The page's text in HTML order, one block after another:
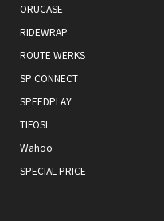
ORUCASE
RIDEWRAP
ROUTE WERKS
SP CONNECT
SPEEDPLAY
TIFOSI
Wahoo
SPECIAL PRICE